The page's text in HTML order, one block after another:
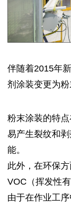
伴随着2015年
剂涂装变更为粉
粉末涂装的特
易产生裂纹和
能。
此外，在环保
VOC（挥发性
由于在作业工